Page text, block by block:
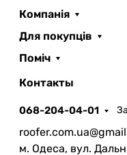
Компанія
Для покупців
Поміч
Контакты
068-204-04-01
м. Одеса, вул.